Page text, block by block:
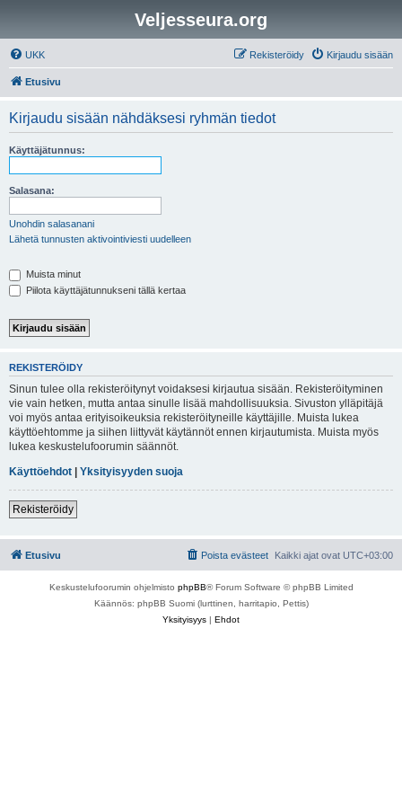
Veljesseura.org
UKK Kirjaudu sisään
Rekisteröidy
Etusivu
Kirjaudu sisään nähdäksesi ryhmän tiedot
Käyttäjätunnus:
Salasana:
Unohdin salasanani
Lähetä tunnusten aktivointiviesti uudelleen
Muista minut
Piilota käyttäjätunnukseni tällä kertaa
REKISTERÖIDY
Sinun tulee olla rekisteröitynyt voidaksesi kirjautua sisään. Rekisteröityminen
vie vain hetken, mutta antaa sinulle lisää mahdollisuuksia. Sivuston ylläpitäjä
voi myös antaa erityisoikeuksia rekisteröityneille käyttäjille. Muista lukea
käyttöehtomme ja siihen liittyvät käytännöt ennen kirjautumista. Muista myös
lukea keskustelufoorumin säännöt.
Käyttöehdot | Yksityisyyden suoja
Rekisteröidy
Etusivu Kaikki ajat ovat UTC+03:00
Poista evästeet
Keskustelufoorumin ohjelmisto phpBB® Forum Software © phpBB Limited
Käännös: phpBB Suomi (lurttinen, harritapio, Pettis)
Yksityisyys | Ehdot